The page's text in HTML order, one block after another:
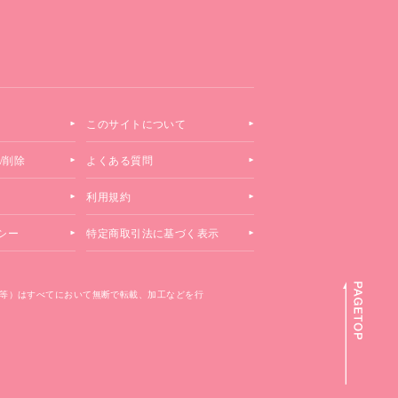
このサイトについて
除 よくある質問
利用規約
ー 特定商取引法に基づく表示
）はすべてにおいて無断で転載、加工などを行